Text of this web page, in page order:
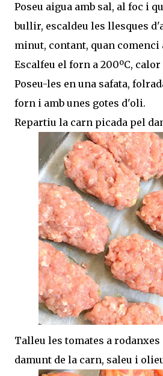
Poseu aigua amb sal, al foc i
bullir, escaldeu les llesques
minut, contant, quan comenci
Escalfeu el forn a 200ºC,
Poseu-les en una safata,
forn i amb unes gotes d'oli.
Repartiu la carn picada pel
Talleu les tomates a
damunt de la carn, saleu i